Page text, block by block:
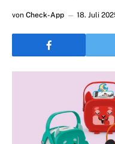
von Check-App 18. Juli